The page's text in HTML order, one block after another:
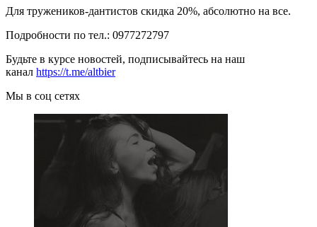
Для тружеников-дантистов скидка 20%, абсолютно на все.
Подробности по тел.: 0977272797
Будьте в курсе новостей, подписывайтесь на наш
канал https://t.me/altbier
Мы в соц сетях